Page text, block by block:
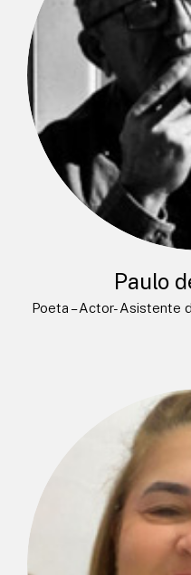
Paulo
Poeta – Actor- Asistente